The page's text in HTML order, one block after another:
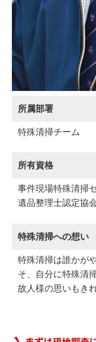
所属部署
特殊清掃チーム
所有資格
事件現場特殊清掃
遺品整理士認定協
特殊清掃への想い
特殊清掃は誰かが
そ、自分に特殊清
故人様の思いもき